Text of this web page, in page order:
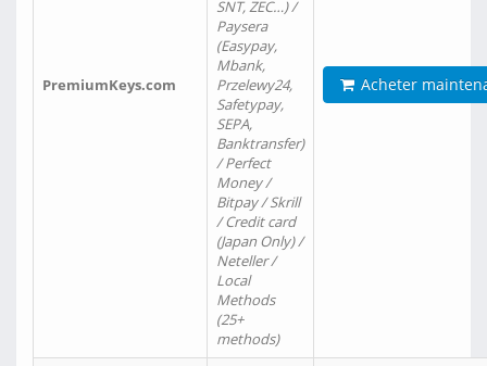
PremiumKeys.com
SNT, ZEC…) /
Paysera
(Easypay,
Mbank,
Przelewy24,
Safetypay,
SEPA,
Banktransfer)
/ Perfect
Money /
Bitpay / Skrill
/ Credit card
(Japan Only) /
Neteller /
Local
Methods
(25+
methods)
Acheter